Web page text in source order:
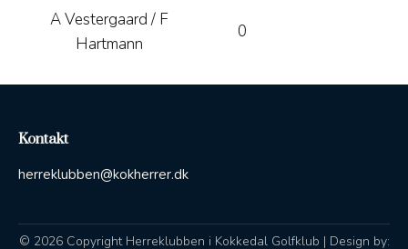
A Vestergaard / F
Hartmann
0
Kontakt
herreklubben@kokherrer.dk
© 2026 Copyright Herreklubben i Kokkedal Golfklub | Design by: